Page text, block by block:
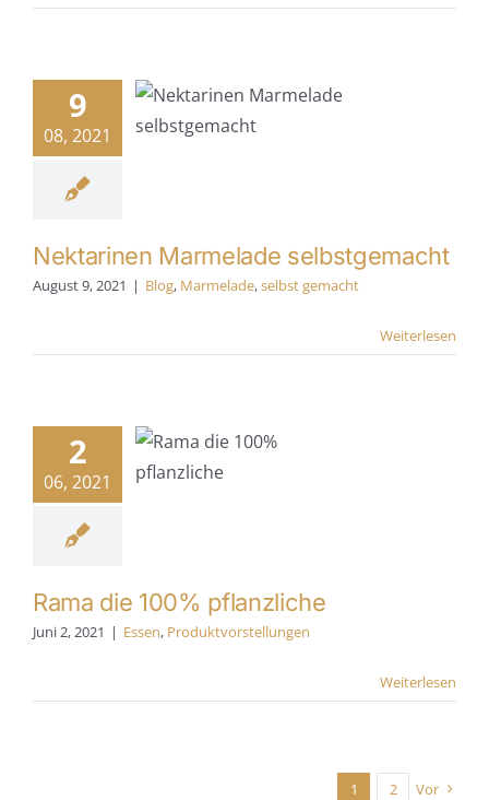
9
08, 2021
Nektarinen Marmelade selbstgemacht
August 9, 2021 | Blog, Marmelade,selbst gemacht
Weiterlesen
2
06, 2021
Rama die 100% pflanzliche
Juni 2, 2021 | Essen, Produktvorstellungen
Weiterlesen
1 2 Vor